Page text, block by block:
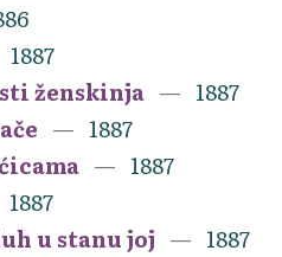
1887
ženskinja
1887
1887
1887
1887
u stanu joj
1887